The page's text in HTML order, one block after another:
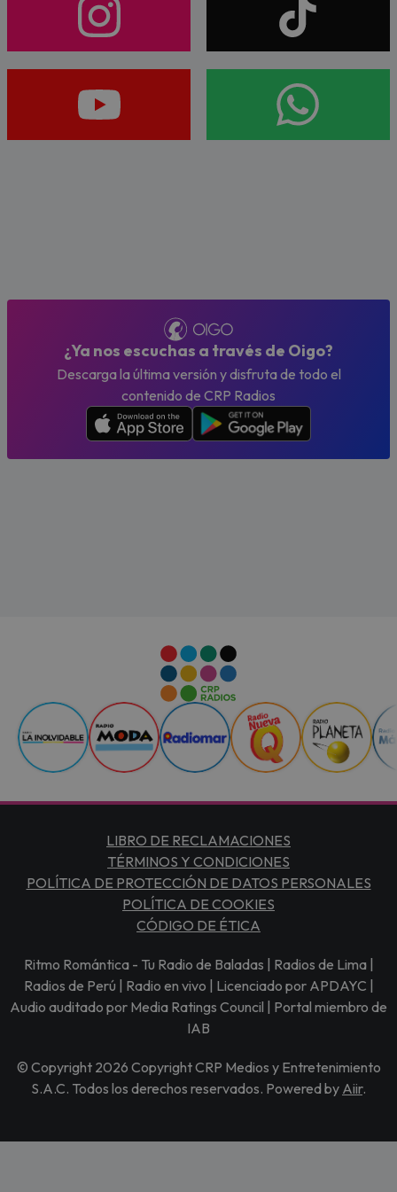
¿Ya nos escuchas a través de Oigo?
Descarga la última versión y disfruta de todo el
contenido de CRP Radios
LIBRO DE RECLAMACIONES
TÉRMINOS Y CONDICIONES
POLÍTICA DE PROTECCIÓN DE DATOS PERSONALES
POLÍTICA DE COOKIES
CÓDIGO DE ÉTICA
Ritmo Romántica - Tu Radio de Baladas | Radios de Lima |
Radios de Perú | Radio en vivo | Licenciado por APDAYC |
Audio auditado por Media Ratings Council | Portal miembro de
IAB
© Copyright 2026 Copyright CRP Medios y Entretenimiento
S.A.C. Todos los derechos reservados. Powered by Aiir.